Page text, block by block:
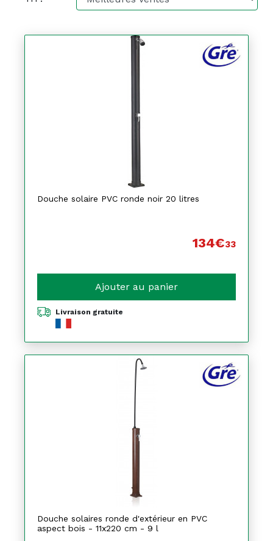
Douche solaire PVC ronde noir 20 litres
134€33
Ajouter au panier
Livraison gratuite
Douche solaires ronde d'extérieur en PVC
aspect bois - 11x220 cm - 9 l